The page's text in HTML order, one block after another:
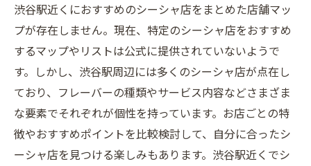
渋谷駅近くにおすすめのシーシャ店をまとめた店舗マッ
プが存在しません。現在、特定のシーシャ店をおすすめ
するマップやリストは公式に提供されていないようで
す。しかし、渋谷駅周辺には多くのシーシャ店が点在し
ており、フレーバーの種類やサービス内容などさまざま
な要素でそれぞれが個性を持っています。お店ごとの特
徴やおすすめポイントを比較検討して、自分に合ったシ
ーシャ店を見つける楽しみもあります。渋谷駅近くでシ